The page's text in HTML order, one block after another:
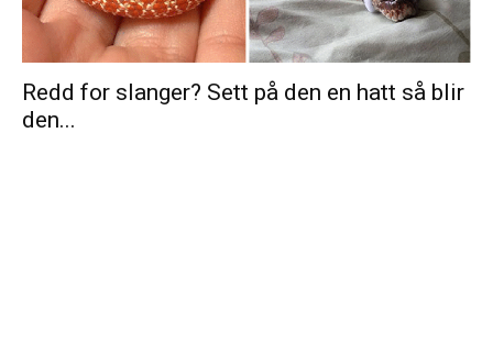
Redd for slanger? Sett på den en hatt så blir
den...